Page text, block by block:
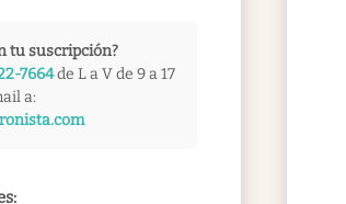
tu suscripción?
7664de L a V de 9 a 17
a: